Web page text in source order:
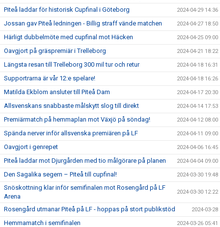
Piteå laddar för historisk Cupfinal i Göteborg 2024-04-29 14:36
Jossan gav Piteå ledningen - Billig straff vände matchen 2024-04-27 18:50
Härligt dubbelmöte med cupfinal mot Häcken 2024-04-25 09:00
Oavgjort på gräspremiär i Trelleborg 2024-04-21 18:22
Längsta resan till Trelleborg 300 mil tur och retur 2024-04-18 16:31
Supportrarna är vår 12:e spelare! 2024-04-18 16:26
Matilda Ekblom ansluter till Piteå Dam 2024-04-17 20:30
Allsvenskans snabbaste målskytt slog till direkt 2024-04-14 17:53
Premiärmatch på hemmaplan mot Växjö på söndag! 2024-04-12 08:00
Spända nerver inför allsvenska premiären på LF 2024-04-11 09:00
Oavgjort i genrepet 2024-04-06 16:45
Piteå laddar mot Djurgården med tio målgörare på planen 2024-04-04 09:00
Den Sagalika segern – Piteå till cupfinal! 2024-03-30 19:48
Snöskottning klar inför semifinalen mot Rosengård på LF
Arena
2024-03-30 12:22
Rosengård utmanar Piteå på LF - hoppas på stort publikstöd 2024-03-28
Hemmamatch i semifinalen 2024-03-26 05:41